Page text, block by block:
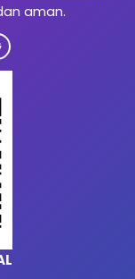
aman.